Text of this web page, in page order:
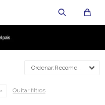
Recomendados
Quitar filtros